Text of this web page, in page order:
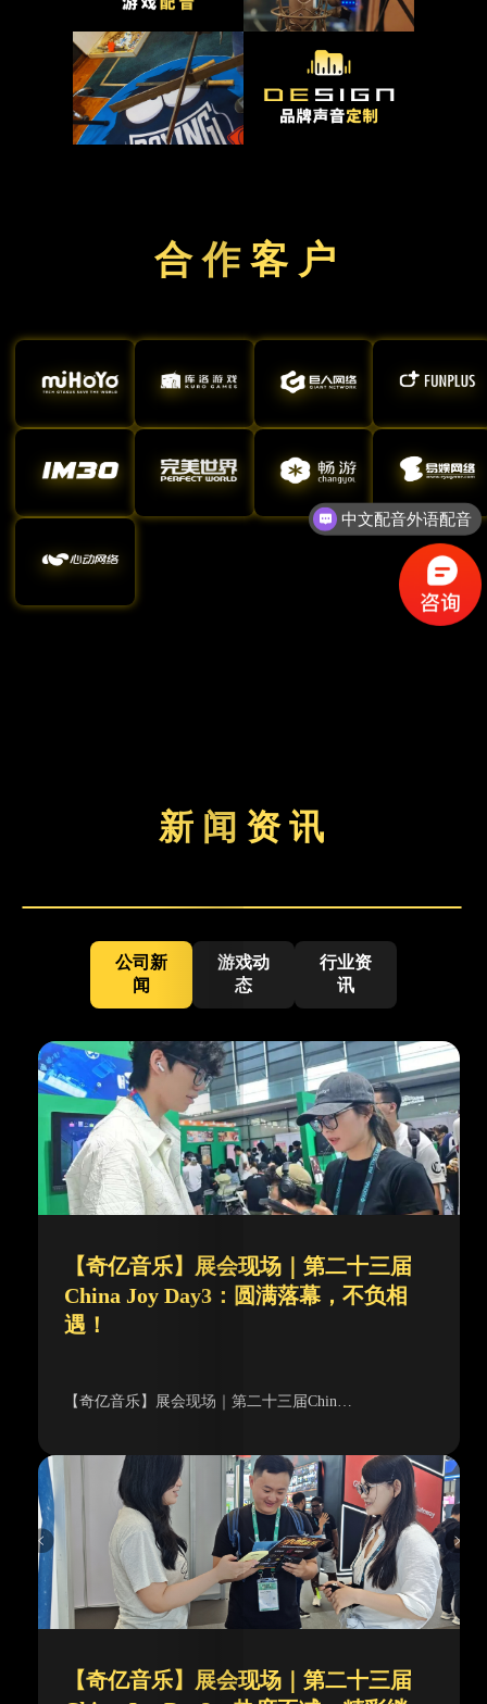
合 作 客 户
新 闻 资 讯
公司新
闻
游戏动
态
行业资
讯
【奇亿音乐】展会现场｜第二十三届
China Joy Day3：圆满落幕，不负相
遇！
【奇亿音乐】展会现场｜第二十三届Chin…
【奇亿音乐】展会现场｜第二十三届
中文配音外语配音